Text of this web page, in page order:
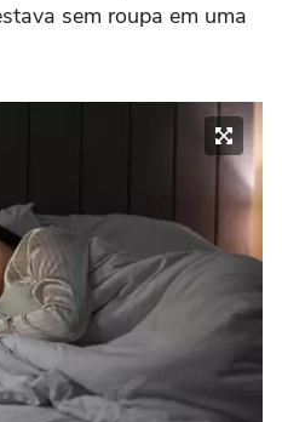
sem roupa em uma